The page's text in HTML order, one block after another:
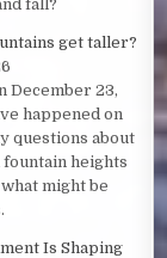
fall?
get taller?
December 23,
happened on
questions about
heights
might be
Is Shaping